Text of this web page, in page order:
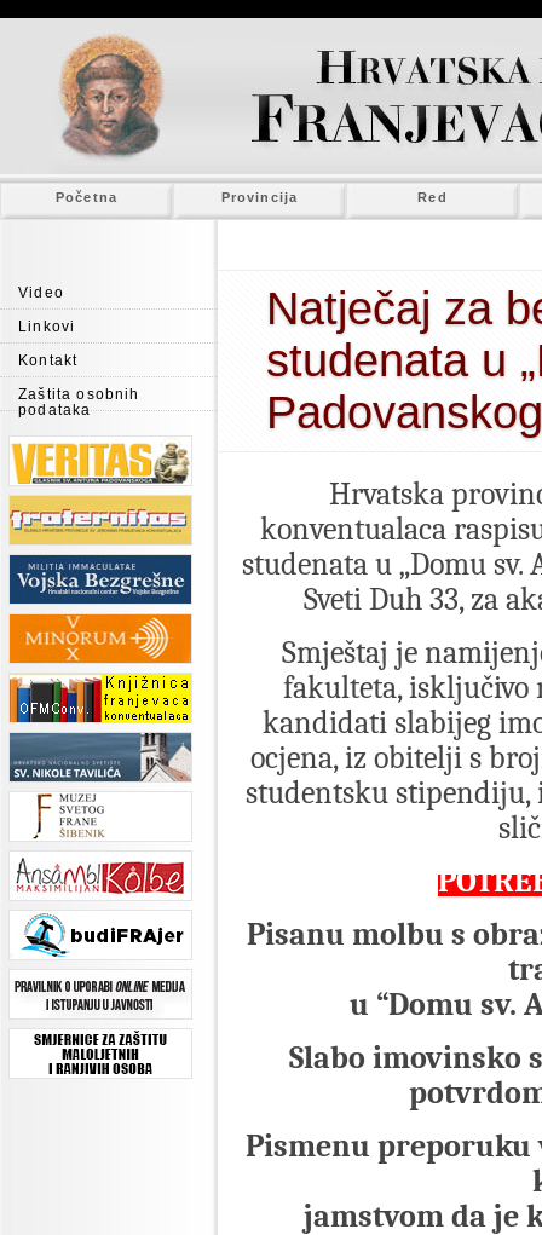
Početna Provincija Red
Video
Linkovi
Kontakt
Zaštita osobnih
podataka
Natječaj za
studenata u
Hrvatska
konventualaca
studenata u „Domu sv.
Sveti Duh 33, za
Smještaj je
fakulteta, isključivo
kandidati slabijeg
ocjena, iz obitelji s
studentsku
Pisanu molbu s
u “Domu sv.
Slabo
Pismenu
jamstvom da je